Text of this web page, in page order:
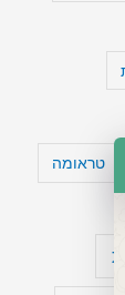
טראומה